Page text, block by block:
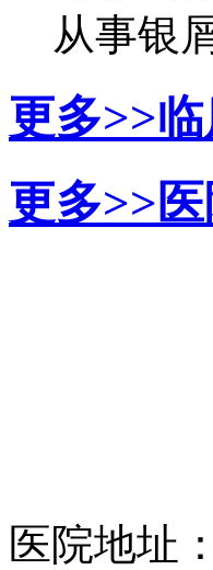
从事银
更多>>
更多>>
医院地址